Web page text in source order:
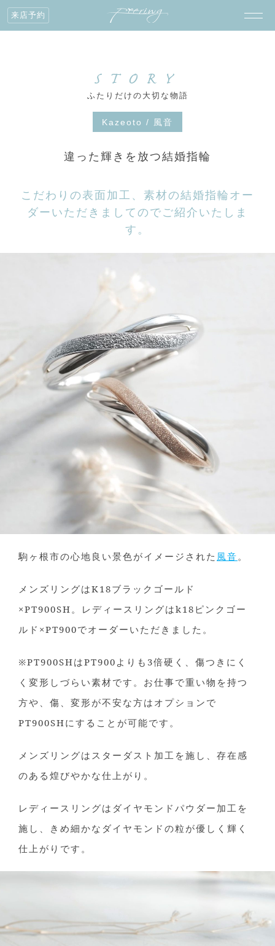
来店予約
STORY
ふたりだけの大切な物語
Kazeoto / 風音
違った輝きを放つ結婚指輪
こだわりの表面加工、素材の結婚指輪オー
ダーいただきましてのでご紹介いたしま
す。
駒ヶ根市の心地良い景色がイメージされた 風音 。
メンズリングはK18ブラックゴールド
×PT900SH。レディースリングはk18ピンクゴー
ルド×PT900でオーダーいただきました。
※PT900SHはPT900よりも3倍硬く、傷つきにく
く変形しづらい素材です。お仕事で重い物を持つ
方や、傷、変形が不安な方はオプションで
PT900SHにすることが可能です。
メンズリングはスターダスト加工を施し、存在感
のある煌びやかな仕上がり。
レディースリングはダイヤモンドパウダー加工を
施し、きめ細かなダイヤモンドの粒が優しく輝く
仕上がりです。